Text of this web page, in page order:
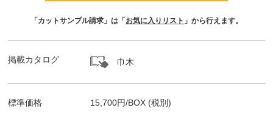
「カットサンプル請求」は「お気に入りリスト 」から行えます。
掲載カタログ 巾木
標準価格 15,700円/BOX (税別)